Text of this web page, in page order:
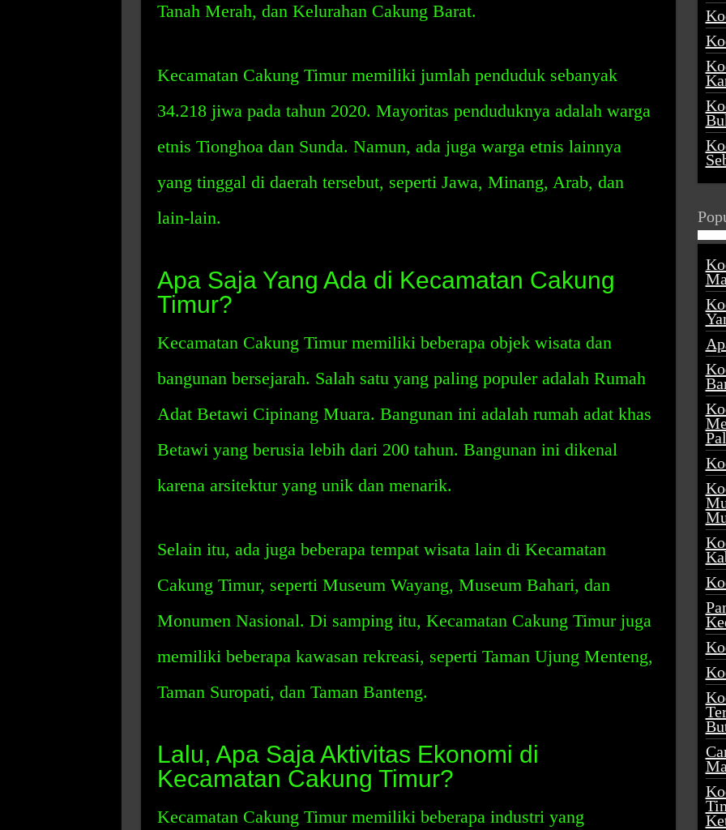
Tanah Merah, dan Kelurahan Cakung Barat.
Kecamatan Cakung Timur memiliki jumlah penduduk sebanyak
34.218 jiwa pada tahun 2020. Mayoritas penduduknya adalah warga
etnis Tionghoa dan Sunda. Namun, ada juga warga etnis lainnya
yang tinggal di daerah tersebut, seperti Jawa, Minang, Arab, dan
lain-lain.
Apa Saja Yang Ada di Kecamatan Cakung
Timur?
Kecamatan Cakung Timur memiliki beberapa objek wisata dan
bangunan bersejarah. Salah satu yang paling populer adalah Rumah
Adat Betawi Cipinang Muara. Bangunan ini adalah rumah adat khas
Betawi yang berusia lebih dari 200 tahun. Bangunan ini dikenal
karena arsitektur yang unik dan menarik.
Selain itu, ada juga beberapa tempat wisata lain di Kecamatan
Cakung Timur, seperti Museum Wayang, Museum Bahari, dan
Monumen Nasional. Di samping itu, Kecamatan Cakung Timur juga
memiliki beberapa kawasan rekreasi, seperti Taman Ujung Menteng,
Taman Suropati, dan Taman Banteng.
Lalu, Apa Saja Aktivitas Ekonomi di
Kecamatan Cakung Timur?
Kecamatan Cakung Timur memiliki beberapa industri yang